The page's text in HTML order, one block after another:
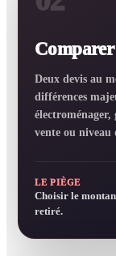
Deux devis au
différences
électroménager,
vente ou niveau
LE PIÈGE
Choisir le
retiré.